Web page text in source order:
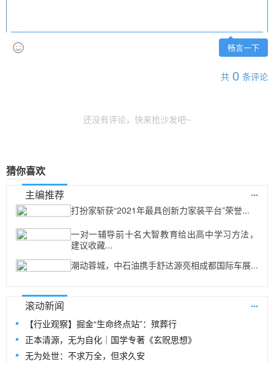
畅言一下
共 0 条评论
还没有评论，快来抢沙发吧~
猜你喜欢
主编推荐
...
打扮家斩获“2021年最具创新力家装平台”荣誉...
一对一辅导前十名大智教育给出高中学习方法，
建议收藏...
潮动蓉城，中石油携手舒达源亮相成都国际车展...
滚动新闻 ...
【行业观察】掘金“生命终点站”：殡葬行
正本清源，无为自化｜国学专著《玄贶思想》
无为处世：不求万全，但求久安